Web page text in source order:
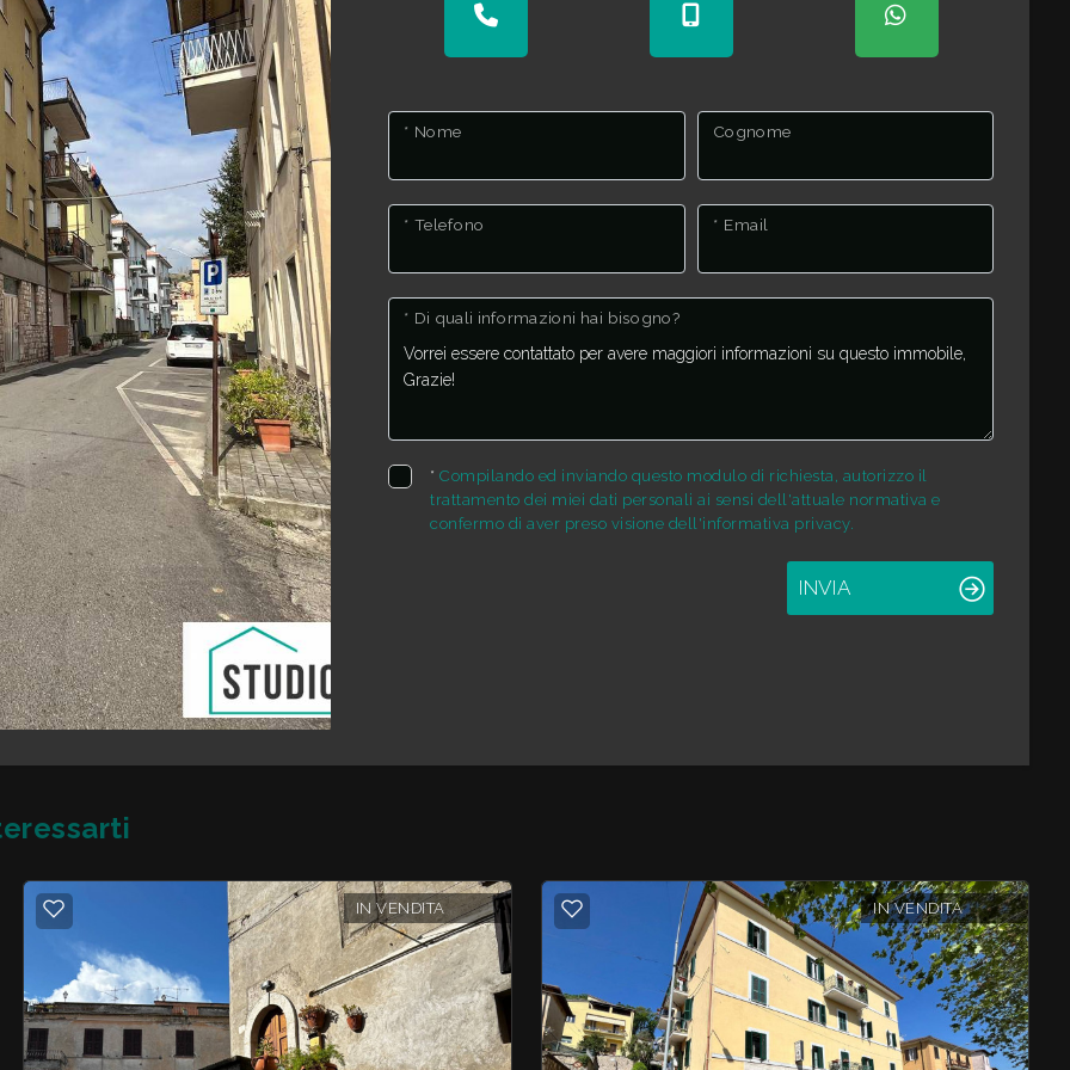
* Nome Cognome
* Telefono * Email
* Di quali informazioni hai bisogno?
*Compilando ed inviando questo modulo di richiesta, autorizzo il
trattamento dei miei dati personali ai sensi dell'attuale normativa e
confermo di aver preso visione dell'informativa privacy.
INVIA
IN VENDITA IN VENDITA